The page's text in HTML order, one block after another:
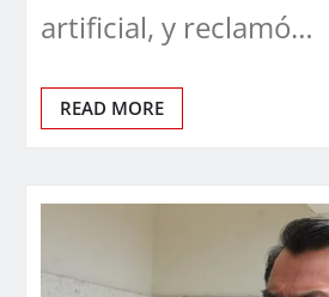
artificial, y reclamó…
READ MORE